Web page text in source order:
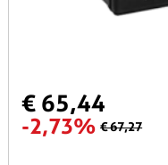
€ 65,44
-2,73% € 67,27